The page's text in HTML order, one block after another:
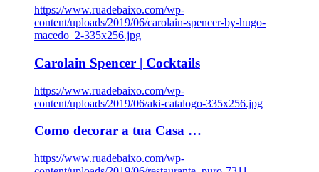
https://www.ruadebaixo.com/wp-
content/uploads/2019/06/carolain-spencer-by-hugo-
macedo_2-335x256.jpg
Carolain Spencer | Cocktails
https://www.ruadebaixo.com/wp-
content/uploads/2019/06/aki-catalogo-335x256.jpg
Como decorar a tua Casa …
https://www.ruadebaixo.com/wp-